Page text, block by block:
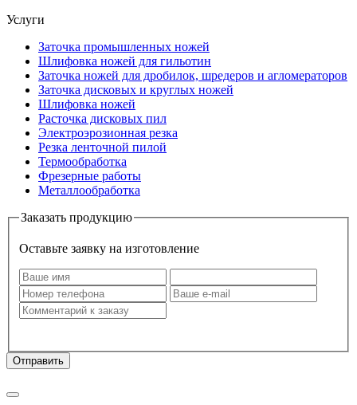
Услуги
Заточка промышленных ножей
Шлифовка ножей для гильотин
Заточка ножей для дробилок, шредеров и агломераторов
Заточка дисковых и круглых ножей
Шлифовка ножей
Расточка дисковых пил
Электроэрозионная резка
Резка ленточной пилой
Термообработка
Фрезерные работы
Металлообработка
Заказать продукцию
Оставьте заявку на изготовление
Отправить